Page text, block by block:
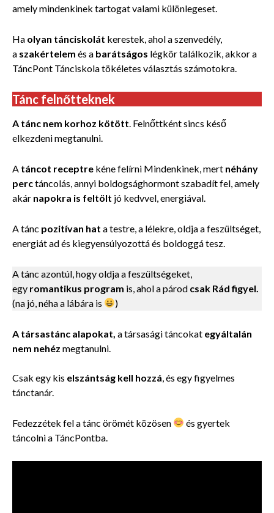
amely mindenkinek tartogat valami különlegeset.
Ha olyan tánciskolát kerestek, ahol a szenvedély,
a szakértelem és a barátságos légkör találkozik, akkor a
TáncPont Tánciskola tökéletes választás számotokra.
Tánc felnőtteknek
A tánc nem korhoz kötött . Felnőttként sincs késő
elkezdeni megtanulni.
A táncot receptre kéne felírni Mindenkinek, mert néhány
perctáncolás, annyi boldogsághormont szabadít fel, amely
akár napokra is feltölt jó kedvvel, energiával.
A tánc pozitívan hat a testre, a lélekre, oldja a feszültséget,
energiát ad és kiegyensúlyozottá és boldoggá tesz.
A tánc azontúl, hogy oldja a feszültségeket,
egy romantikus program is, ahol a párod csak Rád figyel.
(na jó, néha a lábára is
)
A társastánc alapokat, a társasági táncokat egyáltalán
nem nehéz megtanulni.
Csak egy kis elszántság kell hozzá , és egyfigyelmes
tánctanár.
Fedezzétek fel a tánc örömét közösen
és gyertek
táncolni a TáncPontba.